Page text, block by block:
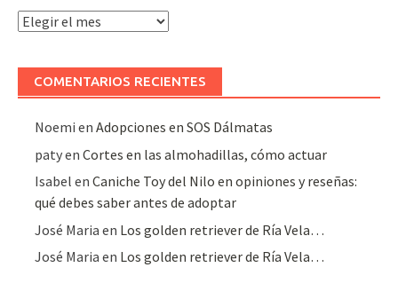
Archivo
artículos
COMENTARIOS RECIENTES
Noemi enAdopciones en SOS Dálmatas
patyenCortes en las almohadillas, cómo actuar
Isabel enCaniche Toy del Nilo en opiniones y reseñas:
qué debes saber antes de adoptar
José Maria en Los golden retriever de Ría Vela…
José Maria en Los golden retriever de Ría Vela…